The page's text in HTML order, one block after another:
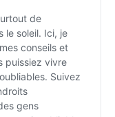
de
le soleil. Ici, je
conseils et
puissiez vivre
Suivez
gens